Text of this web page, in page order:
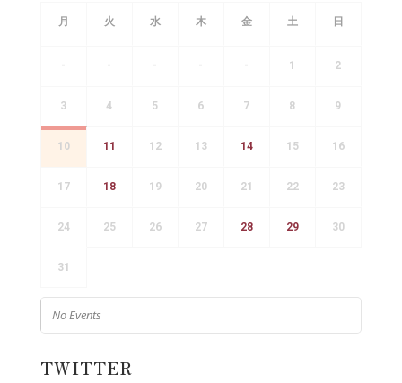
月 火 水 木 金 土 日
- - - - - 1 2
3 4 5 6 7 8 9
10 11 12 13 14 15 16
17 18 19 20 21 22 23
24 25 26 27 28 29 30
31
No Events
TWITTER